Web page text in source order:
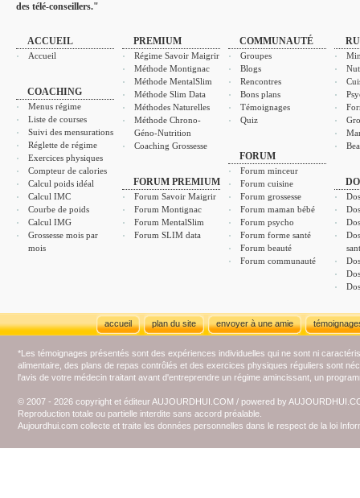
des télé-conseillers."
ACCUEIL
Accueil
COACHING
Menus régime
Liste de courses
Suivi des mensurations
Réglette de régime
Exercices physiques
Compteur de calories
Calcul poids idéal
Calcul IMC
Courbe de poids
Calcul IMG
Grossesse mois par
mois
PREMIUM
Régime Savoir Maigrir
Méthode Montignac
Méthode MentalSlim
Méthode Slim Data
Méthodes Naturelles
Méthode Chrono-
Géno-Nutrition
Coaching Grossesse
FORUM PREMIUM
Forum Savoir Maigrir
Forum Montignac
Forum MentalSlim
Forum SLIM data
COMMUNAUTÉ
Groupes
Blogs
Rencontres
Bons plans
Témoignages
Quiz
FORUM
Forum minceur
Forum cuisine
Forum grossesse
Forum maman bébé
Forum psycho
Forum forme santé
Forum beauté
Forum communauté
accueil plan du site envoyer à une amie
*Les témoignages présentés sont des expériences individuelles qui ne sont ni
alimentaire, des plans de repas contrôlés et des exercices physiques réguliers sont
l'avis de votre médecin traitant avant d'entreprendre un régime amincissant, un
© 2007 - 2026 copyright et éditeur AUJOURDHUI.COM / powered by
Reproduction totale ou partielle interdite sans accord préalable.
Aujourdhui.com collecte et traite les données personnelles dans le respect de la loi